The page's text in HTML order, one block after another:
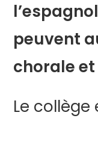
peuvent
chorale
Le